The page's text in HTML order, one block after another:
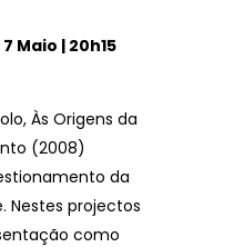
Maio | 20h15
Às Origens da
(2008)
da
Nestes projectos
como